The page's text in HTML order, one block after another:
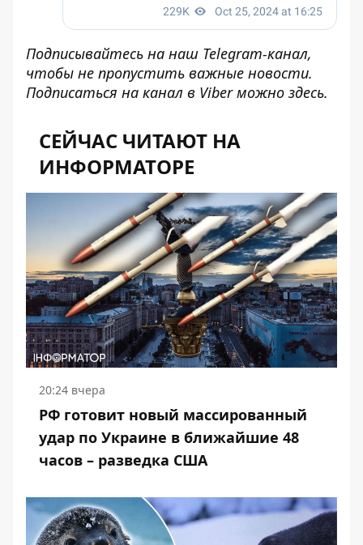
Подписывайтесь на наш Telegram-канал,
чтобы не пропустить важные новости.
Подписаться на канал в Viber можно здесь.
СЕЙЧАС ЧИТАЮТ НА
ИНФОРМАТОРЕ
20:24 вчера
РФ готовит новый массированный
удар по Украине в ближайшие 48
часов – разведка США